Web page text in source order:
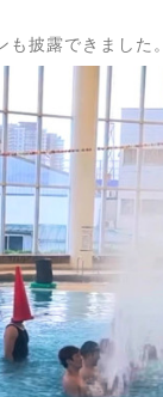
披露できました。